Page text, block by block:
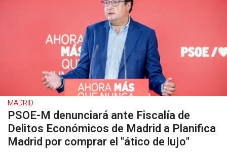
MADRID
PSOE-M denunciará ante Fiscalía de
Delitos Económicos de Madrid a Planifica
Madrid por comprar el "ático de lujo"